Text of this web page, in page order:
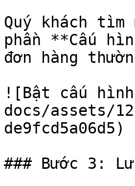
Quý khách
phần **Cấu
đơn hàng
![Bật cấu
docs/assets/
de9fcd5a06d5)
### Bước 3: